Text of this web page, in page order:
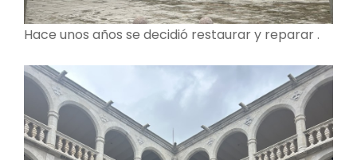
Hace unos años se decidió restaurar y reparar .